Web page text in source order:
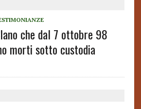
che dal 7 ottobre 98
morti sotto custodia